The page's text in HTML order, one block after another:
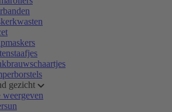
gezicht